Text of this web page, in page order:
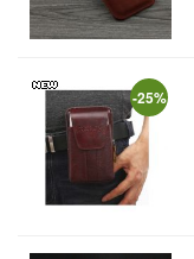
-25%